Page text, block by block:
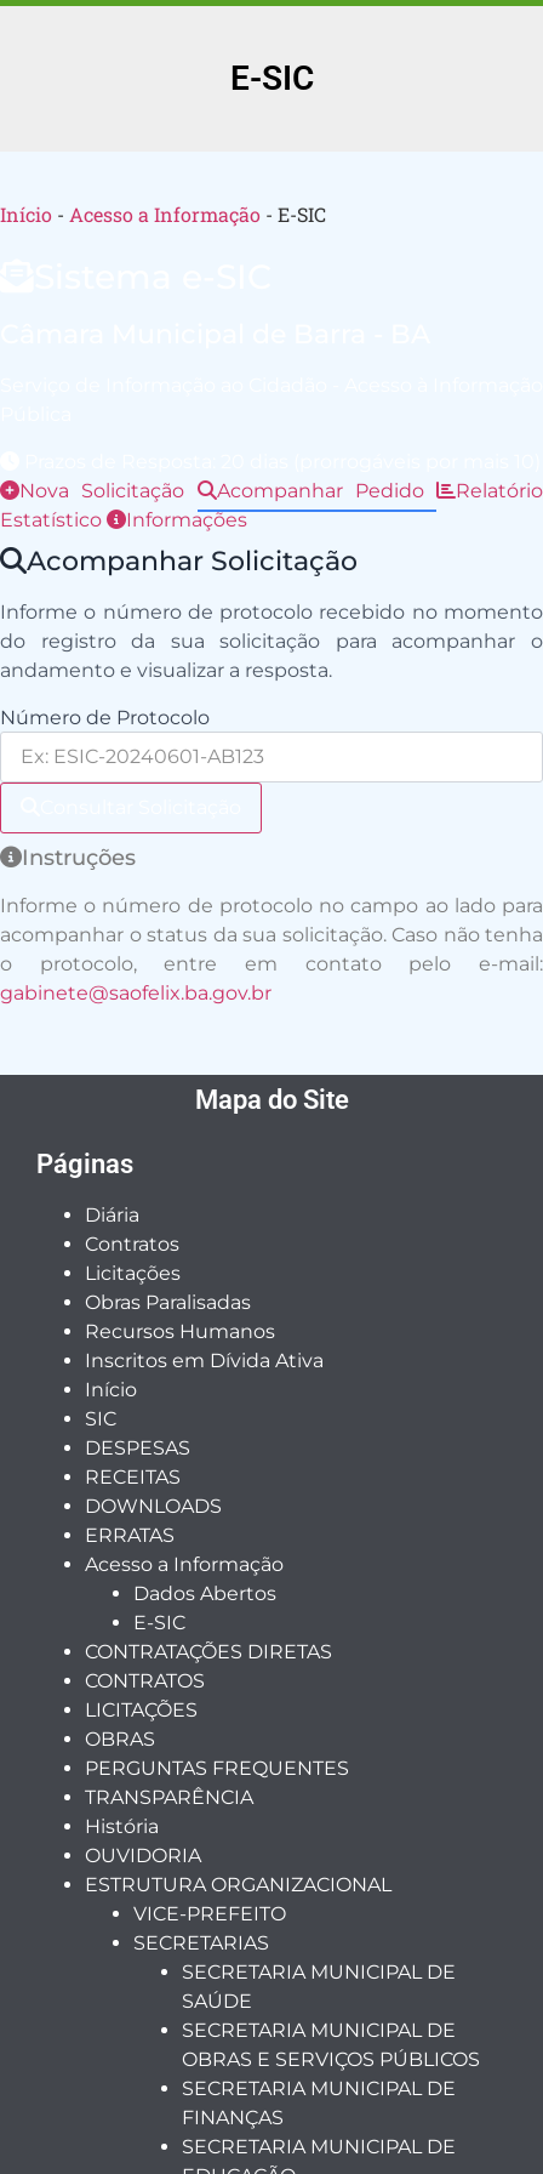
E-SIC
Início - Acesso a Informação - E-SIC
Nova Solicitação
Acompanhar Pedido
Relatório
Estatístico
Informações
Acompanhar Solicitação
Informe o número de protocolo recebido no momento
do registro da sua solicitação para acompanhar o
andamento e visualizar a resposta.
Número de Protocolo
Instruções
Informe o número de protocolo no campo ao lado para
acompanhar o status da sua solicitação. Caso não tenha
o protocolo, entre em contato pelo e-mail:
gabinete@saofelix.ba.gov.br
Mapa do Site
Páginas
Diária
Contratos
Licitações
Obras Paralisadas
Recursos Humanos
Inscritos em Dívida Ativa
Início
SIC
DESPESAS
RECEITAS
DOWNLOADS
ERRATAS
Acesso a Informação
Dados Abertos
E-SIC
CONTRATAÇÕES DIRETAS
CONTRATOS
LICITAÇÕES
OBRAS
PERGUNTAS FREQUENTES
TRANSPARÊNCIA
História
OUVIDORIA
ESTRUTURA ORGANIZACIONAL
VICE-PREFEITO
SECRETARIAS
SECRETARIA MUNICIPAL DE
SAÚDE
SECRETARIA MUNICIPAL DE
OBRAS E SERVIÇOS PÚBLICOS
SECRETARIA MUNICIPAL DE
FINANÇAS
SECRETARIA MUNICIPAL DE